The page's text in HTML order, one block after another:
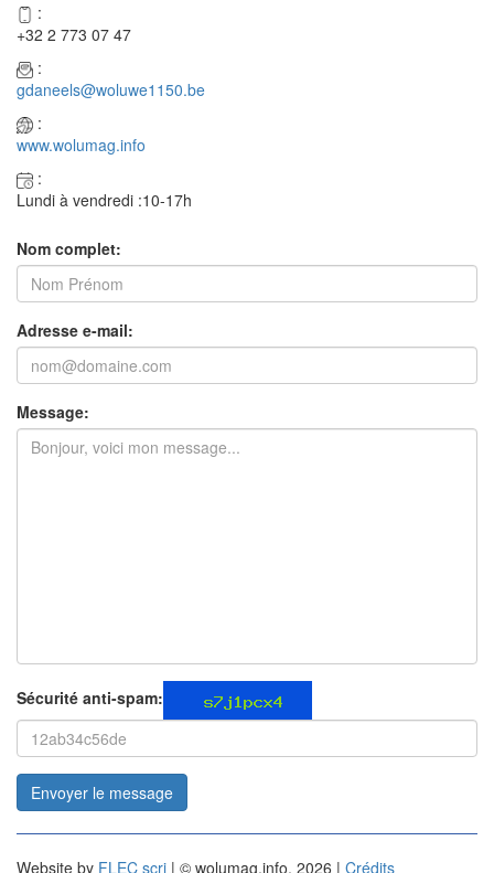
:
+32 2 773 07 47
:
gdaneels@woluwe1150.be
:
www.wolumag.info
:
Lundi à vendredi :10-17h
Nom complet:
Adresse e-mail:
Message:
Sécurité anti-spam:
Envoyer le message
Website by FLEC scri | © wolumag.info, 2026 | Crédits